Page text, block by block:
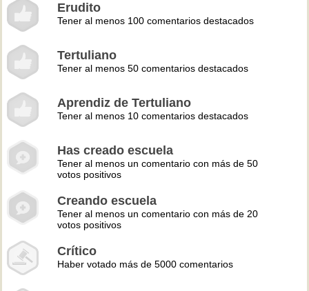
Erudito
Tener al menos 100 comentarios destacados
Tertuliano
Tener al menos 50 comentarios destacados
Aprendiz de Tertuliano
Tener al menos 10 comentarios destacados
Has creado escuela
Tener al menos un comentario con más de 50
votos positivos
Creando escuela
Tener al menos un comentario con más de 20
votos positivos
Crítico
Haber votado más de 5000 comentarios